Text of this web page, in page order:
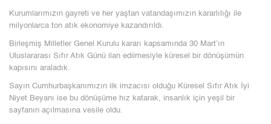
Kurumlarımızın gayreti ve her yaştan vatandaşımızın kararlılığı ile
milyonlarca ton atık ekonomiye kazandırıldı.
Birleşmiş Milletler Genel Kurulu kararı kapsamında 30 Mart’ın
Uluslararası Sıfır Atık Günü ilan edilmesiyle küresel bir dönüşümün
kapısını araladık.
Sayın Cumhurbaşkanımızın ilk imzacısı olduğu Küresel Sıfır Atık İyi
Niyet Beyanı ise bu dönüşüme hız katarak, insanlık için yeşil bir
sayfanın açılmasına vesile oldu.